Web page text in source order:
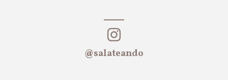
@salateando